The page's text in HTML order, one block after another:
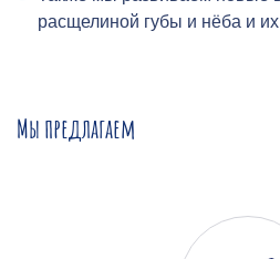
расщелиной губы и нёба и
Мы предлагаем